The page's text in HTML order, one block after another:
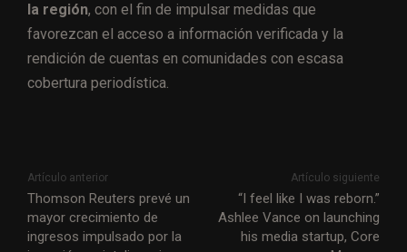
la región, con el fin de impulsar medidas que
favorezcan el acceso a información verificada y la
rendición de cuentas en comunidades con escasa
cobertura periodística.
Artículo anterior
Thomson Reuters prevé un
mayor crecimiento de
ingresos impulsado por la
Artículo siguiente
“I feel like I was reborn.”
Ashlee Vance on launching
his media startup, Core